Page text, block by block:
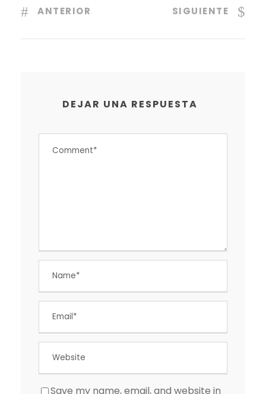
ANTERIOR SIGUIENTE
DEJAR UNA RESPUESTA
Save my name, email, and website in